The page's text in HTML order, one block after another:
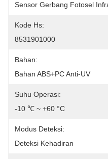
Sensor Gerbang Fotosel
Kode Hs:
8531901000
Bahan:
Bahan ABS+PC Anti-UV
Suhu Operasi:
-10 ℃ ~ +60 °C
Modus Deteksi:
Deteksi Kehadiran